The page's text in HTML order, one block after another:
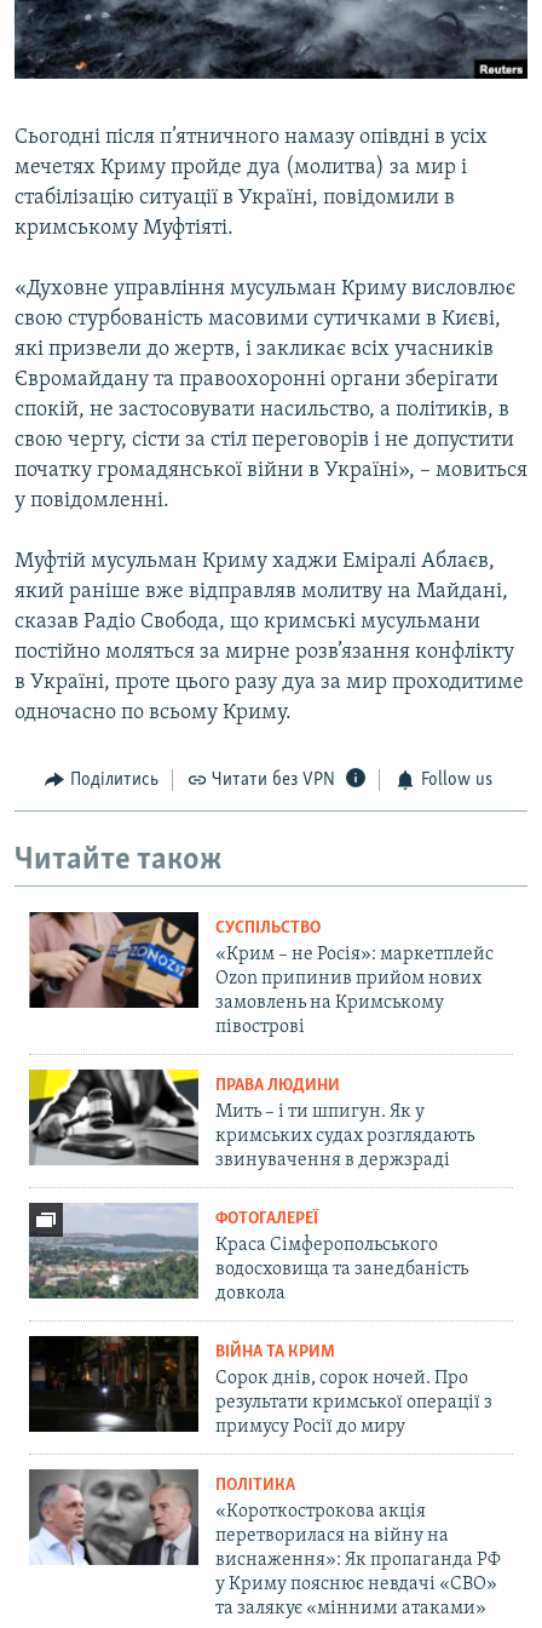
ВІДЕОУРОКИ «ELIFBE»
СВІДЧЕННЯ ОКУПАЦІЇ
Русский
Qırımtatar
ДОЛУЧАЙСЯ!
Сьогодні після п’ятничного намазу опівдні в усіх
мечетях Криму пройде дуа (молитва) за мир і
стабілізацію ситуації в Україні, повідомили в
кримському Муфтіяті.
«Духовне управління мусульман Криму висловлює
свою стурбованість масовими сутичками в Києві,
які призвели до жертв, і закликає всіх учасників
Євромайдану та правоохоронні органи зберігати
спокій, не застосовувати насильство, а політиків, в
свою чергу, сісти за стіл переговорів і не допустити
початку громадянської війни в Україні», – мовиться
у повідомленні.
Муфтій мусульман Криму хаджи Еміралі Аблаєв,
який раніше вже відправляв молитву на Майдані,
сказав Радіо Свобода, що кримські мусульмани
постійно моляться за мирне розв’язання конфлікту
в Україні, проте цього разу дуа за мир проходитиме
одночасно по всьому Криму.
Поділитись Читати без VPN Follow us
Читайте також
СУСПІЛЬСТВО
«Крим – не Росія»: маркетплейс
Ozon припинив прийом нових
замовлень на Кримському
півострові
ПРАВА ЛЮДИНИ
Мить – і ти шпигун. Як у
кримських судах розглядають
звинувачення в держзраді
ФОТОГАЛЕРЕЇ
Краса Сімферопольського
водосховища та занедбаність
довкола
ВІЙНА ТА КРИМ
Сорок днів, сорок ночей. Про
результати кримської операції з
примусу Росії до миру
ПОЛІТИКА
«Короткострокова акція
перетворилася на війну на
виснаження»: Як пропаганда РФ
у Криму пояснює невдачі «СВО»
та залякує «мінними атаками»